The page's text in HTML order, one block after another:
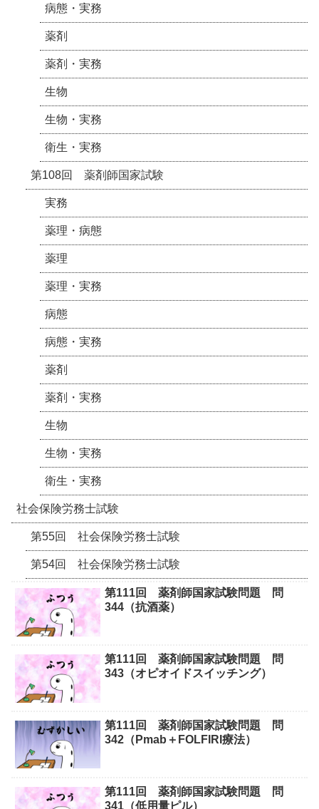
病態・実務
薬剤
薬剤・実務
生物
生物・実務
衛生・実務
第108回 薬剤師国家試験
実務
薬理・病態
薬理
薬理・実務
病態
病態・実務
薬剤
薬剤・実務
生物
生物・実務
衛生・実務
社会保険労務士試験
第55回 社会保険労務士試験
第54回 社会保険労務士試験
第111回 薬剤師国家試験問題 問
344（抗酒薬）
第111回 薬剤師国家試験問題 問
343（オピオイドスイッチング）
第111回 薬剤師国家試験問題 問
342（Pmab＋FOLFIRI療法）
第111回 薬剤師国家試験問題 問
341（低用量ピル）